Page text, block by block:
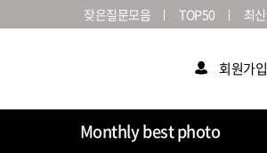
잦은질문모음 TOP50 최
회원가입
Monthly best photo